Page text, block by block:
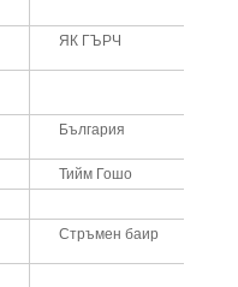
ЯК ГЪРЧ
България
Тийм Гошо
Стръмен баир